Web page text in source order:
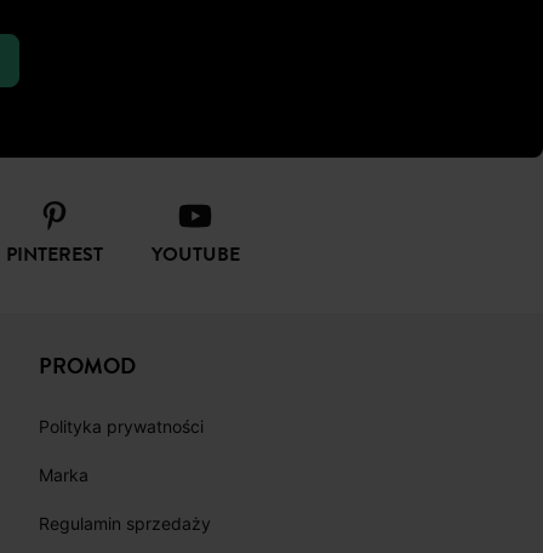
PINTEREST YOUTUBE
PROMOD
Polityka prywatności
Marka
Regulamin sprzedaży